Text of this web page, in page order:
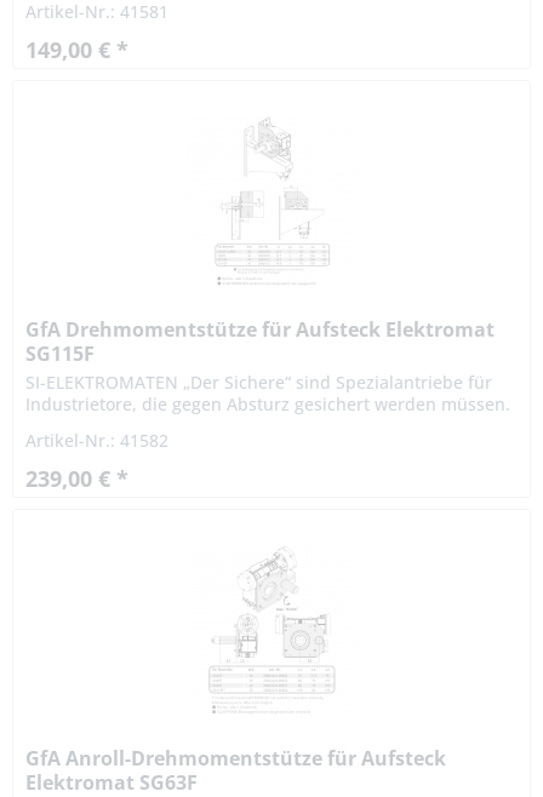
Die...
Artikel-Nr.: 41581
149,00 € *
GfA Drehmomentstütze für Aufsteck Elektromat
SG115F
SI-ELEKTROMATEN „Der Sichere“ sind Spezialantriebe für
Industrietore, die gegen Absturz gesichert werden müssen.
Die...
Artikel-Nr.: 41582
239,00 € *
GfA Anroll-Drehmomentstütze für Aufsteck
Elektromat SG63F